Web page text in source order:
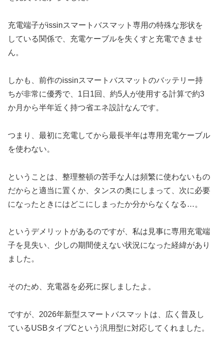
充電端子がissinスマートバスマット専用の特殊な形状を
している関係で、充電ケーブルを失くすと充電できませ
ん。
しかも、前作のissinスマートバスマットのバッテリー持
ちが非常に優秀で、1日1回、約5人が使用する計算で約3
か月から半年近く持つ省エネ設計なんです。
つまり、最初に充電してから最長半年は専用充電ケーブル
を使わない。
ということは、整理整頓の苦手な人は頻繁に使わないもの
だからと適当に置くか、タンスの奥にしまって、次に必要
になったときにはどこにしまったか分からなくなる…。
というデメリットがあるのですが、私は見事に専用充電端
子を見失い、少しの期間使えない状況になった経緯があり
ました。
そのため、充電器を必死に探しましたよ。
ですが、2026年新型スマートバスマットは、広く普及し
ているUSBタイプCという汎用型に対応してくれました。